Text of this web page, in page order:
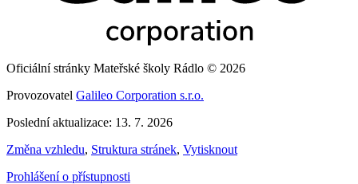
Oficiální stránky Mateřské školy Rádlo © 2026
Provozovatel Galileo Corporation s.r.o.
Poslední aktualizace: 13. 7. 2026
Změna vzhledu, Struktura stránek, Vytisknout
Prohlášení o přístupnosti